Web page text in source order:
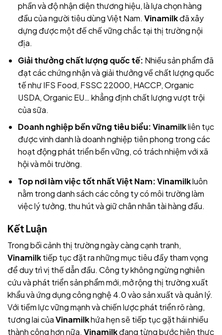
phần và độ nhận diện thương hiệu, là lựa chọn hàng
đầu của người tiêu dùng Việt Nam. Vinamilkđã xây
dựng được một đế chế vững chắc tại thị trường nội
địa.
Giải thưởng chất lượng quốc tế: Nhiều sản phẩm đã
đạt các chứng nhận và giải thưởng về chất lượng quốc
tế như IFS Food, FSSC 22000, HACCP, Organic
USDA, Organic EU… khẳng định chất lượng vượt trội
của sữa.
Doanh nghiệp bền vững tiêu biểu:Vinamilkliên tục
được vinh danh là doanh nghiệp tiên phong trong các
hoạt động phát triển bền vững, có trách nhiệm với xã
hội và môi trường.
Top nơi làm việc tốt nhất Việt Nam:Vinamilkluôn
nằm trong danh sách các công ty có môi trường làm
việc lý tưởng, thu hút và giữ chân nhân tài hàng đầu.
Kết Luận
Trong bối cảnh thị trường ngày càng cạnh tranh,
Vinamilktiếp tục đặt ra những mục tiêu đầy tham vọng
để duy trì vị thế dẫn đầu. Công ty không ngừng nghiên
cứu và phát triển sản phẩm mới, mở rộng thị trường xuất
khẩu và ứng dụng công nghệ 4.0 vào sản xuất và quản lý.
Với tiềm lực vững mạnh và chiến lược phát triển rõ ràng,
tương lai củaVinamilkhứa hẹn sẽ tiếp tục gặt hái nhiều
thành công hơn nữa. Vinamilkđang từng bước hiện thực